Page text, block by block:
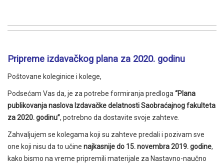
Pripreme izdavačkog plana za 2020. godinu
Poštovane koleginice i kolege,
Podsećam Vas da, je za potrebe formiranja predloga “Plana
publikovanja naslova Izdavačke delatnosti Saobraćajnog fakulteta
za2020. godinu”, potrebno da dostavite svoje zahteve.
Zahvaljujem se kolegama koji su zahteve predali i pozivam sve
one koji nisu da to učine najkasnije do 15. novembra 2019. godine,
kako bismo na vreme pripremili materijale za Nastavno-naučno